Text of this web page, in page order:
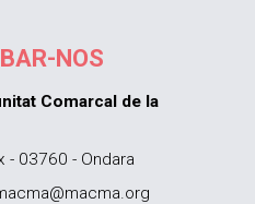
NOS
Comarcal de la
- 03760 - Ondara